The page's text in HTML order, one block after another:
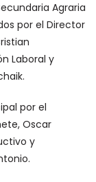
Agraria
por el Director
Laboral y
por el
Oscar
y